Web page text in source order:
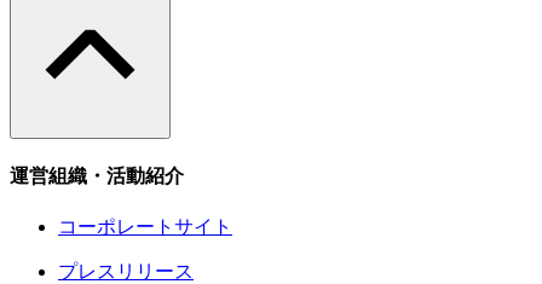
運営組織・活動紹介
コーポレートサイト
プレスリリース